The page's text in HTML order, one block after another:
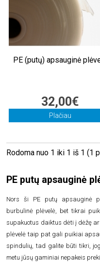
PE (putų) apsauginė
32,00€
Plačiau
Rodoma nuo 1 iki 1 iš 1 (1
PE putų apsauginė
Nors ši PE putų apsauginė
burbulinė plėvelė, bet tikrai
supakuotus daiktus dėti į dėžę
plėvelė taip pat gali puikiai
spindulių, tad galite būti tikri,
metu jūsų gaminiai nepakeis